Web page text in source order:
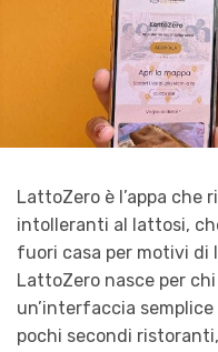
LattoZero è l’appa che
intolleranti al lattosi,
fuori casa per motivi di
LattoZero nasce per
un’interfaccia
pochi secondi